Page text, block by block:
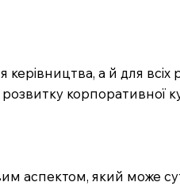
а й для всіх
корпоративної
аспектом, який може